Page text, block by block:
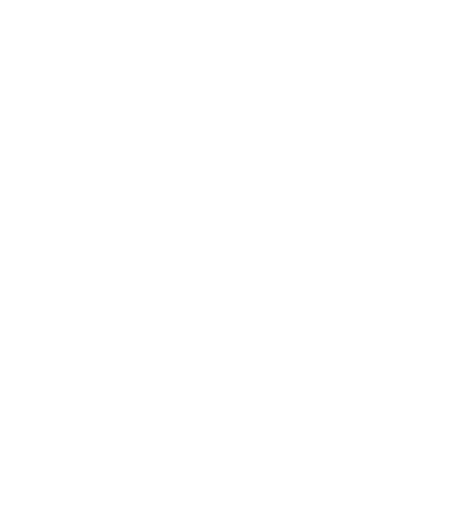
- درصد - پاداش - اضافه کاری - حقوق ثابت - بیمه - پاداش - اضافه کاری - حقوق